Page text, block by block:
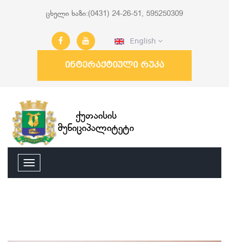
ცხელი ხაზი:(0431) 24-26-51, 595250309
English
ინტერაქტიული რუკა
ქუთაისის
მუნიციპალიტეტი